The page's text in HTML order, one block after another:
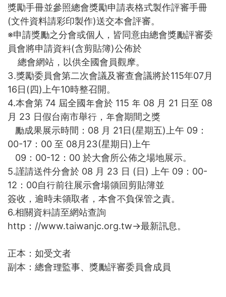
獎勵手冊並參照總會獎勵申請表格式製作評審手冊
(文件資料請彩印製作)送交本會評審。
※申請獎勵之分會或個人，皆同意由總會獎勵評審委
員會將申請資料(含剪貼簿)公佈於
總會網站，以供全國會員觀摩。
3.獎勵委員會第二次會議及審查會議將於115年07月
16日(四)上午10時整召開。
4.本會第 74 屆全國年會於 115 年 08 月 21 日至 08
月 23 日假台南市舉行，年會期間之獎
勵成果展示時間：08 月 21日(星期五)上午 09：
00-17：00 至 08月23(星期日)上午
09：00-12：00 於大會所公佈之場地展示。
5.謹請送件分會於 08 月 23 日 (日) 上午 09：00-
12：00自行前往展示會場領回剪貼簿並
簽收，逾時未領取者，本會不負保管之責。
6.相關資料請至網站查詢
http：//www.taiwanjc.org.tw→最新訊息。
正本：如受文者
副本：總會理監事、獎勵評審委員會成員